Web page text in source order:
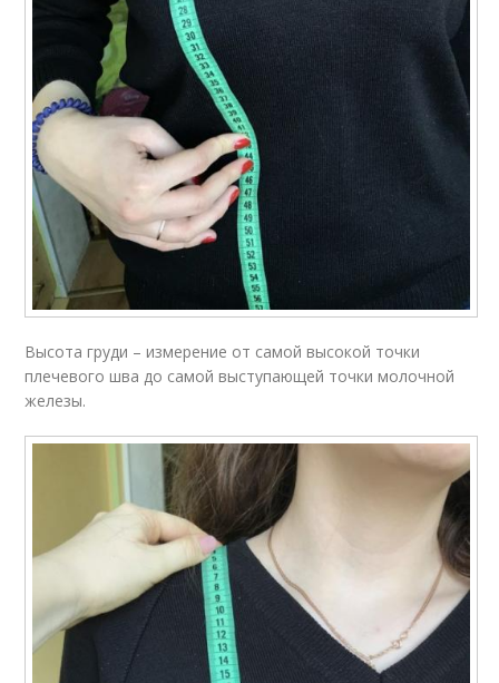
Высота груди – измерение от самой высокой точки
плечевого шва до самой выступающей точки молочной
железы.